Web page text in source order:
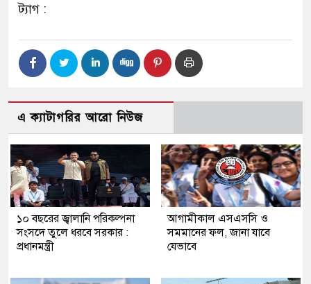
ট্যাগ :
এ ক্যাটাগরির আরো নিউজ
১০ বছরের জ্বালানি পরিকল্পনা
সংসদে তুলে ধরবে সরকার :
প্রধানমন্ত্রী
আগামীকাল এসএসসি ও
সমমানের ফল, জানা যাবে
যেভাবে